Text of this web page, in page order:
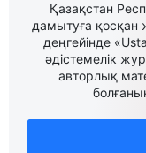
Қазақстан
дамытуға қосқан
деңгейінде
әдістемелік
авторлық